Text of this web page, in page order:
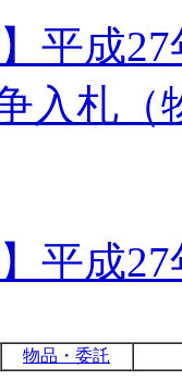
】平成
入札（
】平成
物品・委託